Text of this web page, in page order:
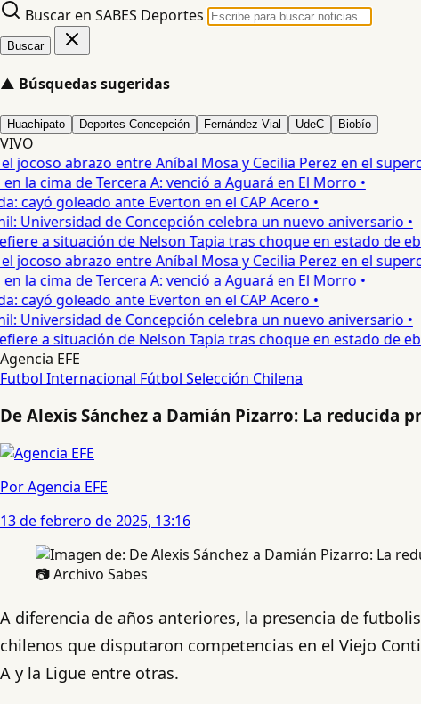
Buscar en SABES Deportes
Buscar
▲ Búsquedas sugeridas
Huachipato Deportes Concepción Fernández Vial UdeC Biobío
VIVO
abrazo entre Aníbal Mosa y Cecilia Perez en el
la cima de Tercera A: venció a Aguará en El Morro •
goleado ante Everton en el CAP Acero •
Universidad de Concepción celebra un nuevo aniversario •
a situación de Nelson Tapia tras choque en estado de
abrazo entre Aníbal Mosa y Cecilia Perez en el
la cima de Tercera A: venció a Aguará en El Morro •
goleado ante Everton en el CAP Acero •
Universidad de Concepción celebra un nuevo aniversario •
a situación de Nelson Tapia tras choque en estado de
Agencia EFE
Futbol Internacional Fútbol Selección Chilena
De Alexis Sánchez a Damián Pizarro: La reducida
Por Agencia EFE
13 de febrero de 2025, 13:16
📷 Archivo Sabes
A diferencia de años anteriores, la presencia de
chilenos que disputaron competencias en el Viejo
A y la Ligue entre otras.